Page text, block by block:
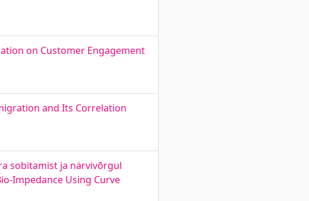
on Customer Engagement
and Its Correlation
sobitamist ja närvivõrgul
Impedance Using Curve